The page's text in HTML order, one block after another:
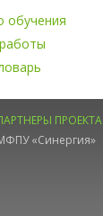
обучения
ПРОЕКТА
«Синергия»